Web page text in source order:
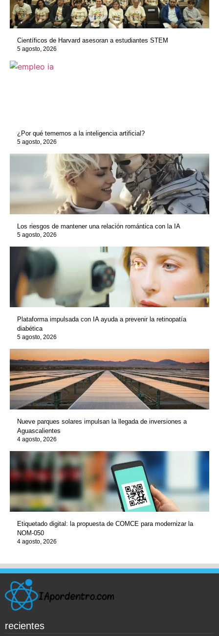
Científicos de Harvard asesoran a estudiantes STEM
5 agosto, 2026
¿Por qué tememos a la inteligencia artificial?
5 agosto, 2026
Los riesgos de mantener una relación romántica con la IA
5 agosto, 2026
Plataforma impulsada con IA ayuda a prevenir la retinopatía
diabética
5 agosto, 2026
Nueve parques solares impulsan la llegada de inversiones a
Aguascalientes
4 agosto, 2026
Etiquetado digital: la propuesta de COMCE para modernizar la
NOM-050
4 agosto, 2026
recientes